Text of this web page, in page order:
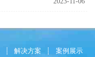
解决方案
案例展示